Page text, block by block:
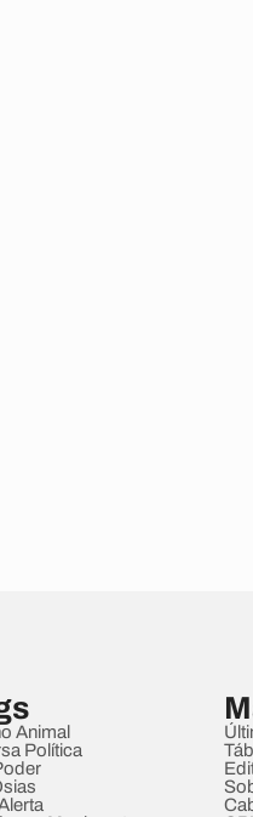
Animal
Política